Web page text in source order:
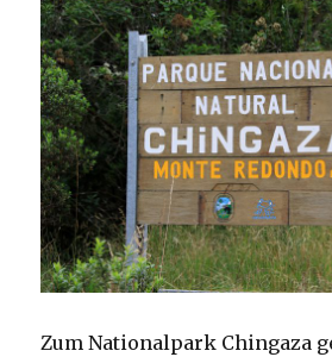
Zum Nationalpark Chingaza